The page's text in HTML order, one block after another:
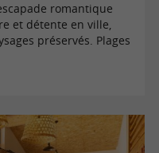
romantique
et détente en ville,
préservés. Plages